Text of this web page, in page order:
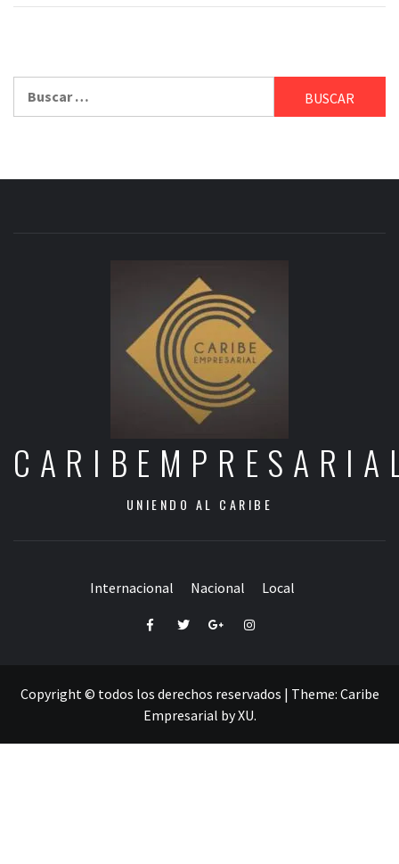
UNIENDO AL CARIBE
Internacional Nacional Local
FacebookTwitterGoogle+Instagram
Copyright © todos los derechos reservados | Theme: Caribe
Empresarial byXU.